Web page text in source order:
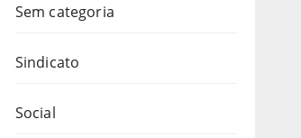
Sem categoria
Sindicato
Social